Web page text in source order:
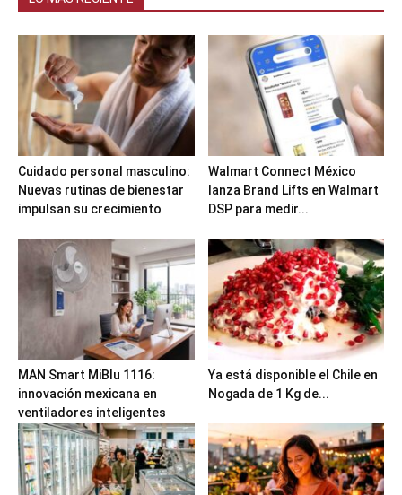
Cuidado personal masculino:
Nuevas rutinas de bienestar
impulsan su crecimiento
Walmart Connect México
lanza Brand Lifts en Walmart
DSP para medir...
MAN Smart MiBlu 1116:
innovación mexicana en
ventiladores inteligentes
Ya está disponible el Chile en
Nogada de 1 Kg de...